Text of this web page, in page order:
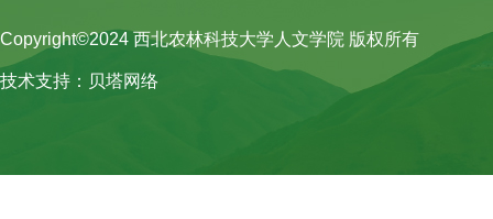
Copyright©2024 西北农林科技大学人文学院 版权所有
技术支持：贝塔网络